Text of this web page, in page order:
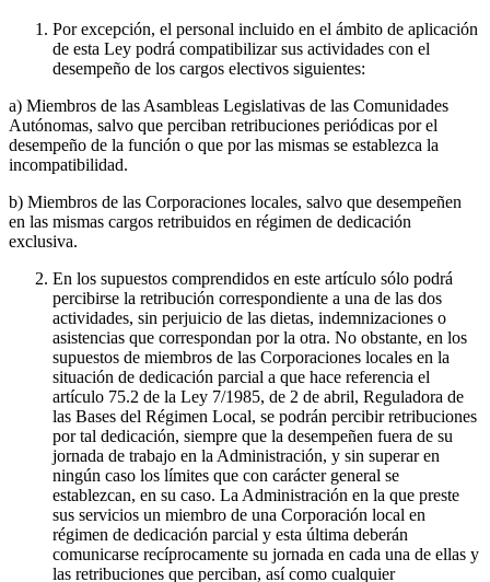
Por excepción, el personal incluido en el ámbito de aplicación
de esta Ley podrá compatibilizar sus actividades con el
desempeño de los cargos electivos siguientes:
a) Miembros de las Asambleas Legislativas de las Comunidades
Autónomas, salvo que perciban retribuciones periódicas por el
desempeño de la función o que por las mismas se establezca la
incompatibilidad.
b) Miembros de las Corporaciones locales, salvo que desempeñen
en las mismas cargos retribuidos en régimen de dedicación
exclusiva.
En los supuestos comprendidos en este artículo sólo podrá
percibirse la retribución correspondiente a una de las dos
actividades, sin perjuicio de las dietas, indemnizaciones o
asistencias que correspondan por la otra. No obstante, en los
supuestos de miembros de las Corporaciones locales en la
situación de dedicación parcial a que hace referencia el
artículo 75.2 de la Ley 7/1985, de 2 de abril, Reguladora de
las Bases del Régimen Local, se podrán percibir retribuciones
por tal dedicación, siempre que la desempeñen fuera de su
jornada de trabajo en la Administración, y sin superar en
ningún caso los límites que con carácter general se
establezcan, en su caso. La Administración en la que preste
sus servicios un miembro de una Corporación local en
régimen de dedicación parcial y esta última deberán
comunicarse recíprocamente su jornada en cada una de ellas y
las retribuciones que perciban, así como cualquier